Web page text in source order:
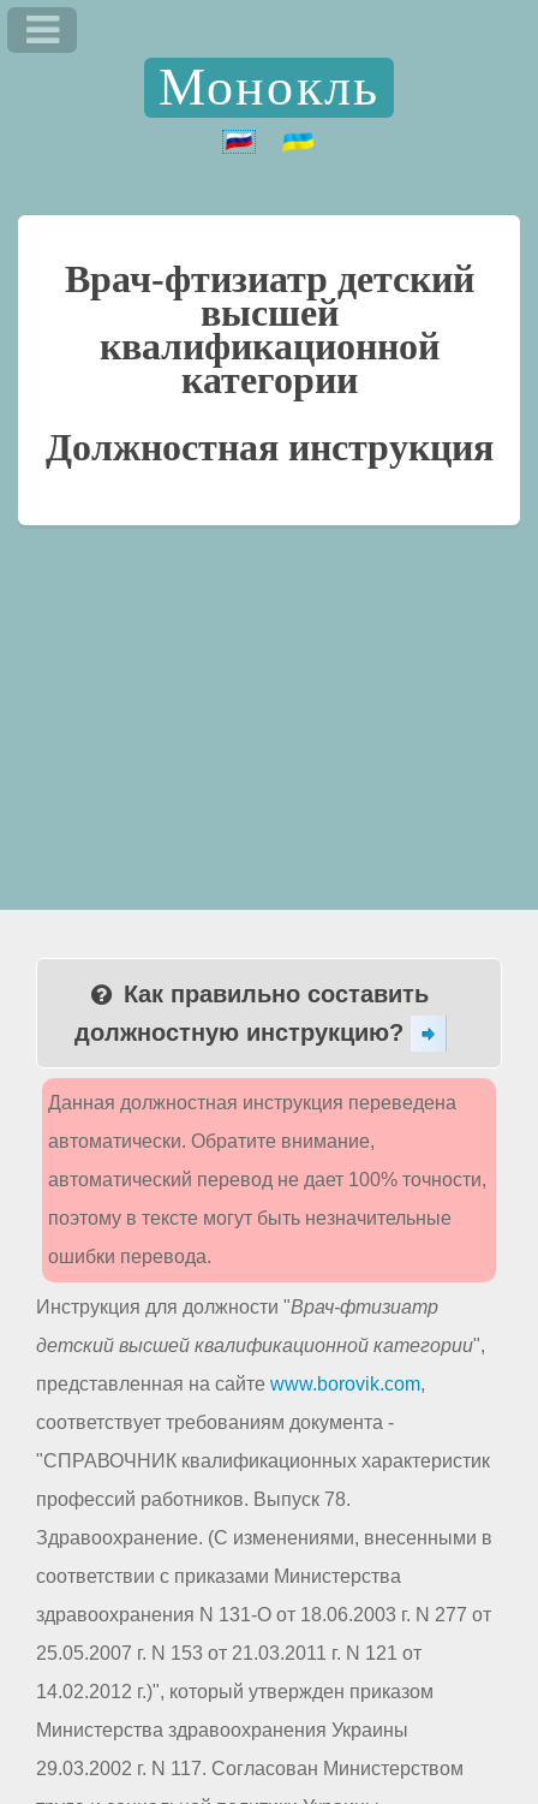
Монокль
Врач-фтизиатр детский
высшей
квалификационной
категории
Должностная инструкция
Как правильно составить
должностную инструкцию?
Данная должностная инструкция переведена
автоматически. Обратите внимание,
автоматический перевод не дает 100% точности,
поэтому в тексте могут быть незначительные
ошибки перевода.
Инструкция для должности "Врач-фтизиатр
детский высшей квалификационной категории",
представленная на сайте www.borovik.com,
соответствует требованиям документа -
"СПРАВОЧНИК квалификационных характеристик
профессий работников. Выпуск 78.
Здравоохранение. (С изменениями, внесенными в
соответствии с приказами Министерства
здравоохранения N 131-О от 18.06.2003 г. N 277 от
25.05.2007 г. N 153 от 21.03.2011 г. N 121 от
14.02.2012 г.)", который утвержден приказом
Министерства здравоохранения Украины
29.03.2002 г. N 117. Согласован Министерством